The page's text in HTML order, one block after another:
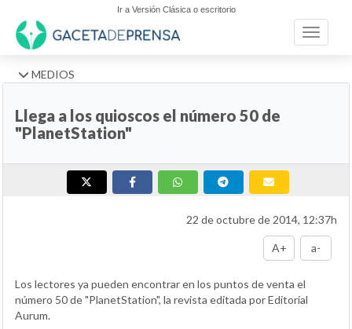
Ir a Versión Clásica o escritorio
Toggle
MEDIOS
Llega a los quioscos el número 50 de
"PlanetStation"
22 de octubre de 2014, 12:37h
A+ a-
Los lectores ya pueden encontrar en los puntos de venta el
número 50 de "PlanetStation", la revista editada por Editorial
Aurum.